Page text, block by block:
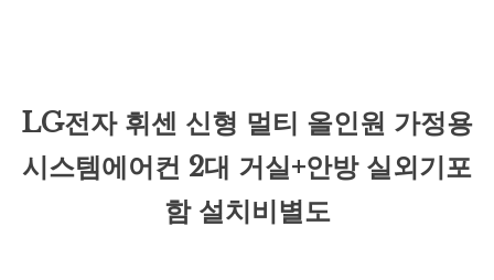
LG전자 휘센 신형 멀티 올인원 가정용
시스템에어컨 2대 거실+안방 실외기포
함 설치비별도